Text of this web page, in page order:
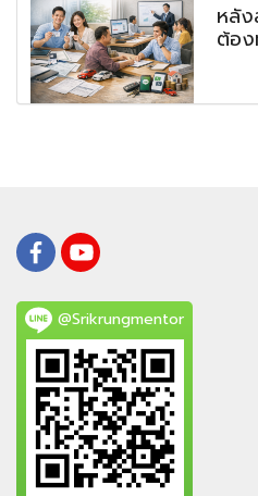
หลัง
ต้อง
@Srikrungmentor